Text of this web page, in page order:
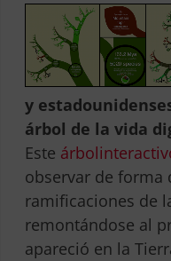
y
árbol de la vida
Este
observar de forma
ramificaciones de
remontándose al
apareció en la